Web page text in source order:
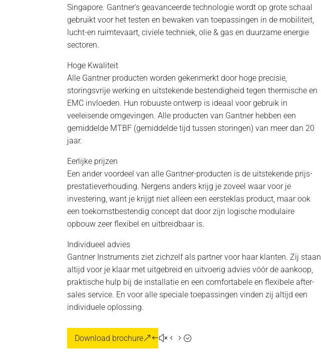
Singapore. Gantner's geavanceerde technologie wordt op grote schaal
gebruikt voor het testen en bewaken van toepassingen in de mobiliteit,
lucht-en ruimtevaart, civiele techniek, olie & gas en duurzame energie
sectoren.
Hoge Kwaliteit
Alle Gantner producten worden gekenmerkt door hoge precisie,
storingsvrije werking en uitstekende bestendigheid tegen thermische en
EMC invloeden. Hun robuuste ontwerp is ideaal voor gebruik in
veeleisende omgevingen. Alle producten van Gantner hebben een
gemiddelde MTBF (gemiddelde tijd tussen storingen) van meer dan 20
jaar.
Eerlijke prijzen
Een ander voordeel van alle Gantner-producten is de uitstekende prijs-
prestatieverhouding. Nergens anders krijg je zoveel waar voor je
investering, want je krijgt niet alleen een eersteklas product, maar ook
een toekomstbestendig concept dat door zijn logische modulaire
opbouw zeer flexibel en uitbreidbaar is.
Individueel advies
Gantner Instruments ziet zichzelf als partner voor haar klanten. Zij staan
altijd voor je klaar met uitgebreid en uitvoerig advies vóór de aankoop,
praktische hulp bij de installatie en een comfortabele en flexibele after-
sales service. En voor alle speciale toepassingen vinden zij altijd een
individuele oplossing.
Download brochure